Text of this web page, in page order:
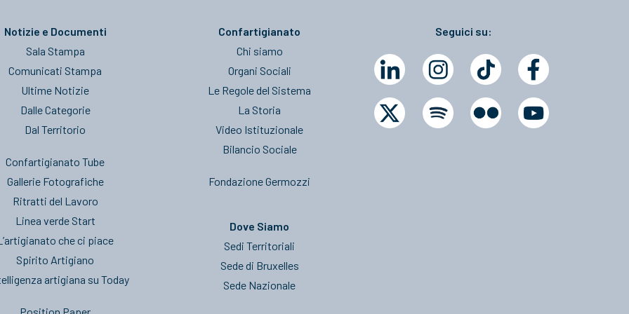
Notizie e Documenti
Sala Stampa
Comunicati Stampa
Ultime Notizie
Dalle Categorie
Dal Territorio
Confartigianato Tube
Gallerie Fotografiche
Ritratti del Lavoro
Linea verde Start
che ci piace
Spirito Artigiano
artigiana su Today
Confartigianato
Chi siamo
Organi Sociali
Le Regole del Sistema
La Storia
Video Istituzionale
Bilancio Sociale
Fondazione Germozzi
Dove Siamo
Sedi Territoriali
Sede di Bruxelles
Sede Nazionale
Seguici su: